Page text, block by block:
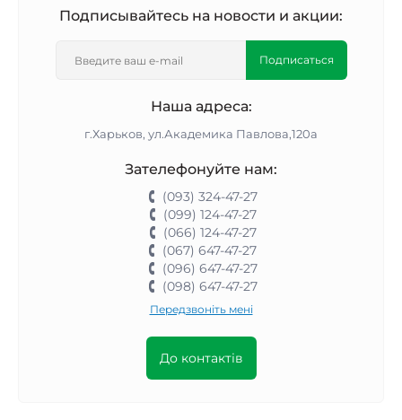
Подписывайтесь на новости и акции:
Подписаться
Наша адреса:
г.Харьков, ул.Академика Павлова,120а
Зателефонуйте нам:
(093) 324-47-27
(099) 124-47-27
(066) 124-47-27
(067) 647-47-27
(096) 647-47-27
(098) 647-47-27
Передзвоніть мені
До контактів